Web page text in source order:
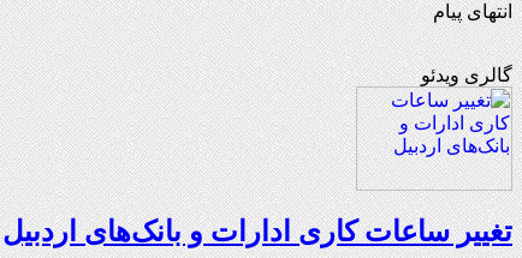
انتهای پیام
گالری ویدئو
تغییر ساعات کاری ادارات و بانک‌های اردبیل